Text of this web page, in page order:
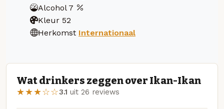
Alcohol 7
Kleur 52
Herkomst Internationaal
Wat drinkers zeggen over Ikan-Ikan
★★★☆☆3.1 uit 26 reviews